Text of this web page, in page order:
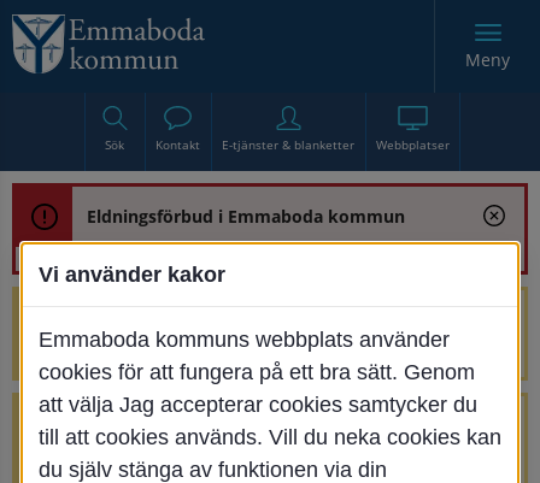
Sök Kontakt E-tjänster & blanketter Webbplatser
Meny
Eldningsförbud i Emmaboda kommun
renoveringen av Bjurbäcksbron
Tillfälliga avstängningar på Centrumtorget
v. 25-34
Vi använder kakor
Emmaboda kommuns webbplats använder
cookies för att fungera på ett bra sätt. Genom
att välja Jag accepterar cookies samtycker du
till att cookies används. Vill du neka cookies kan
du själv stänga av funktionen via din